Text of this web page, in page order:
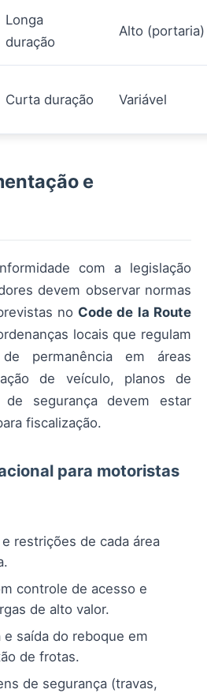
Longa
duração
Alto (portaria)
Curta duração Variável
e
com a legislação
devem observar normas
no Code de la Route
locais que regulam
permanência em áreas
de veículo, planos de
segurança devem estar
fiscalização.
para motoristas
restrições de cada área
controle de acesso e
de alto valor.
e saída do reboque em
de frotas.
de segurança (travas,